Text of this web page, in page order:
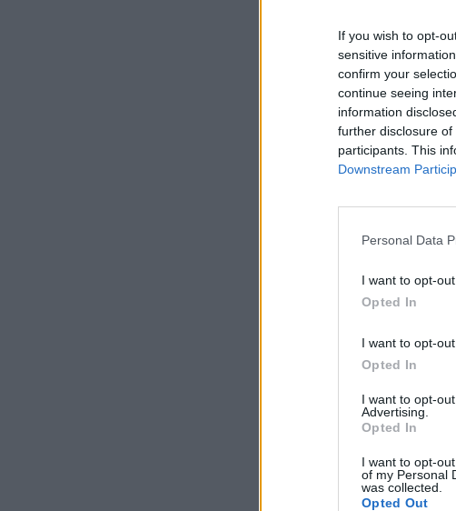
If you wish to opt-
sensitive
confirm your
continue seeing
information
further disclosure of
participants. This
Downstream
Personal Data
I want to opt-
Opted In
I want to opt-
Opted In
I want to opt-
Advertising.
Opted In
I want to opt-
of my Personal
was collected.
Opted Out